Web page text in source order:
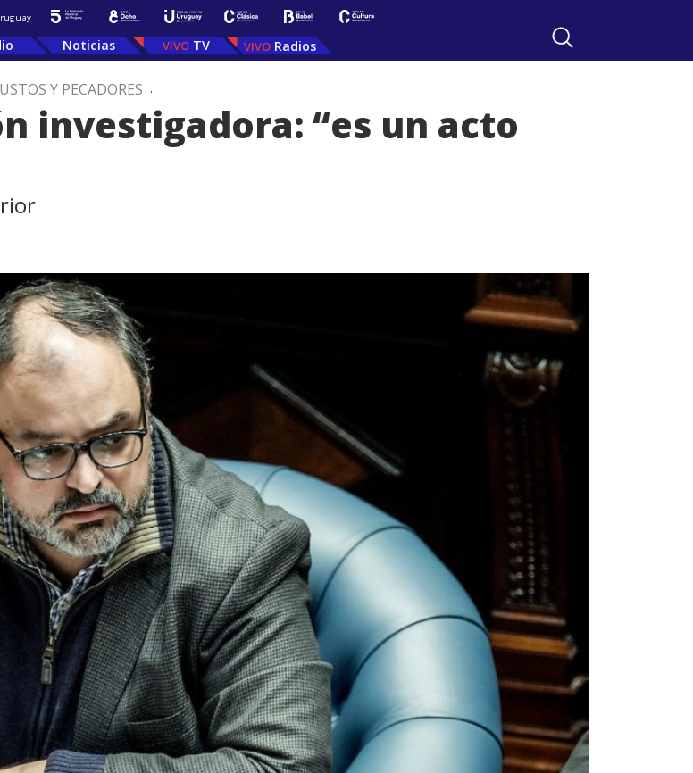
Noticias TV Radios
Y PECADORES .
investigadora: “es un acto